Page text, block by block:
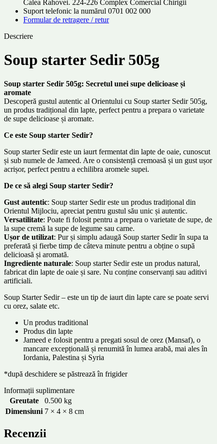
Calea Rahovei. 224-226 Complex Comercial Chirigii
Suport telefonic la numărul 0701 002 000
Formular de retragere / retur
Descriere
Soup starter Sedir 505g
Soup starter Sedir 505g: Secretul unei supe delicioase și
aromate
Descoperă gustul autentic al Orientului cu Soup starter Sedir 505g,
un produs tradițional din lapte, perfect pentru a prepara o varietate
de supe delicioase și aromate.
Ce este Soup starter Sedir?
Soup starter Sedir este un iaurt fermentat din lapte de oaie, cunoscut
și sub numele de Jameed. Are o consistență cremoasă și un gust ușor
acrișor, perfect pentru a echilibra aromele supei.
De ce să alegi Soup starter Sedir?
Gust autentic: Soup starter Sedir este un produs tradițional din
Orientul Mijlociu, apreciat pentru gustul său unic și autentic.
Versatilitate: Poate fi folosit pentru a prepara o varietate de supe, de
la supe cremă la supe de legume sau carne.
Ușor de utilizat: Pur și simplu adaugă Soup starter Sedir în supa ta
preferată și fierbe timp de câteva minute pentru a obține o supă
delicioasă și aromată.
Ingrediente naturale: Soup starter Sedir este un produs natural,
fabricat din lapte de oaie și sare. Nu conține conservanți sau aditivi
artificiali.
Soup Starter Sedir – este un tip de iaurt din lapte care se poate servi
cu orez, salate etc.
Un produs traditional
Produs din lapte
Jameed e folosit pentru a pregati sosul de orez (Mansaf), o
mancare excepțională și renumită în lumea arabă, mai ales în
Iordania, Palestina și Syria
*după deschidere se păstrează în frigider
Informații suplimentare
Greutate
0.500 kg
Dimensiuni 7 × 4 × 8 cm
Recenzii